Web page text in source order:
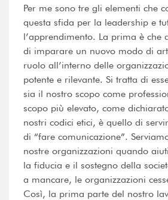
Per me sono tre gli elementi che
questa sfida per la leadership e
l’apprendimento. La prima è che
di imparare un nuovo modo di
ruolo all’interno delle
potente e rilevante. Si tratta di
sia il nostro scopo come
scopo più elevato, come
nostri codici etici, è quello di
di “fare comunicazione”.
nostre organizzazioni quando
la fiducia e il sostegno della
a mancare, le organizzazioni
Così, la prima parte del nostro